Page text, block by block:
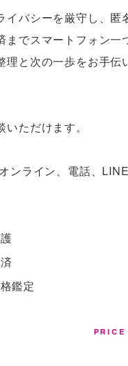
イバシーを厳守し、
までスマートフォン
と次の一歩をお手伝
ただけます。
オンライン、電話、
鑑定
PRICE